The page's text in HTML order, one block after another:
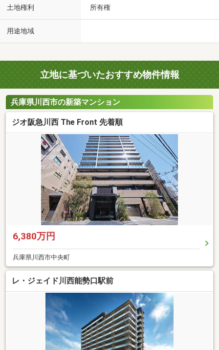
土地権利 所有権
用途地域
立地に基づいたおすすめ物件情報
兵庫県川西市の新築マンション
ジオ阪急川西 The Front 先着順
6,380万円
兵庫県川西市中央町
レ・ジェイド川西能勢口駅前